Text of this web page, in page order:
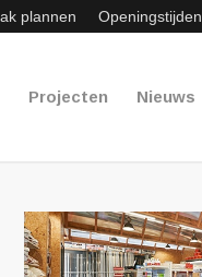
plannen Openingstijden
Projecten Nieuws